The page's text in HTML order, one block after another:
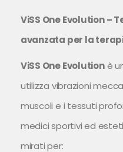
ViSS One Evolution –
avanzata per la
ViSS One Evolutionè
utilizza vibrazioni
muscoli e i tessuti
medici sportivi ed
mirati per: